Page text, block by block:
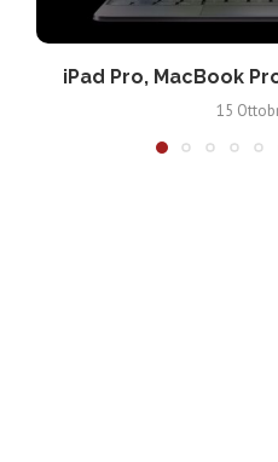
iPad Pro, MacBook
15